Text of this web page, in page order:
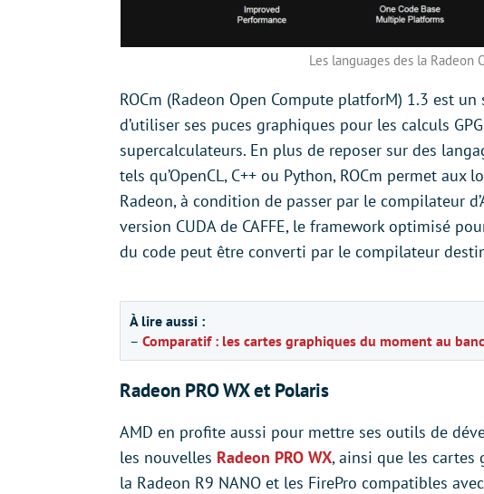
Les languages des la Radeon
ROCm (Radeon Open Compute platforM) 1.3 est
d’utiliser ses puces graphiques pour les calculs
supercalculateurs. En plus de reposer sur des
tels qu’OpenCL, C++ ou Python, ROCm permet
Radeon, à condition de passer par le compilateur
version CUDA de CAFFE, le framework optimisé
du code peut être converti par le compilateur
À lire aussi :
– Comparatif : les cartes graphiques du moment au banc
Radeon PRO WX et Polaris
AMD en profite aussi pour mettre ses outils de
les nouvelles Radeon PRO WX, ainsi que les cartes
la Radeon R9 NANO et les FirePro compatibles